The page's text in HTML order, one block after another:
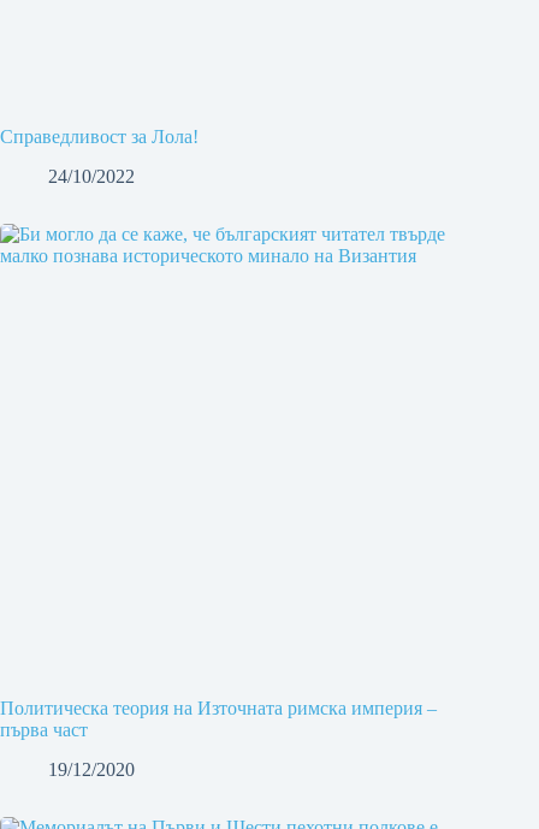
Справедливост за Лола!
24/10/2022
Политическа теория на Източната римска империя –
първа част
19/12/2020